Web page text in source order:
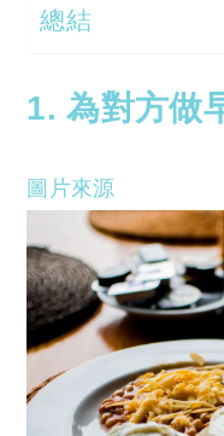
總結
1. 為對方做
圖片來源